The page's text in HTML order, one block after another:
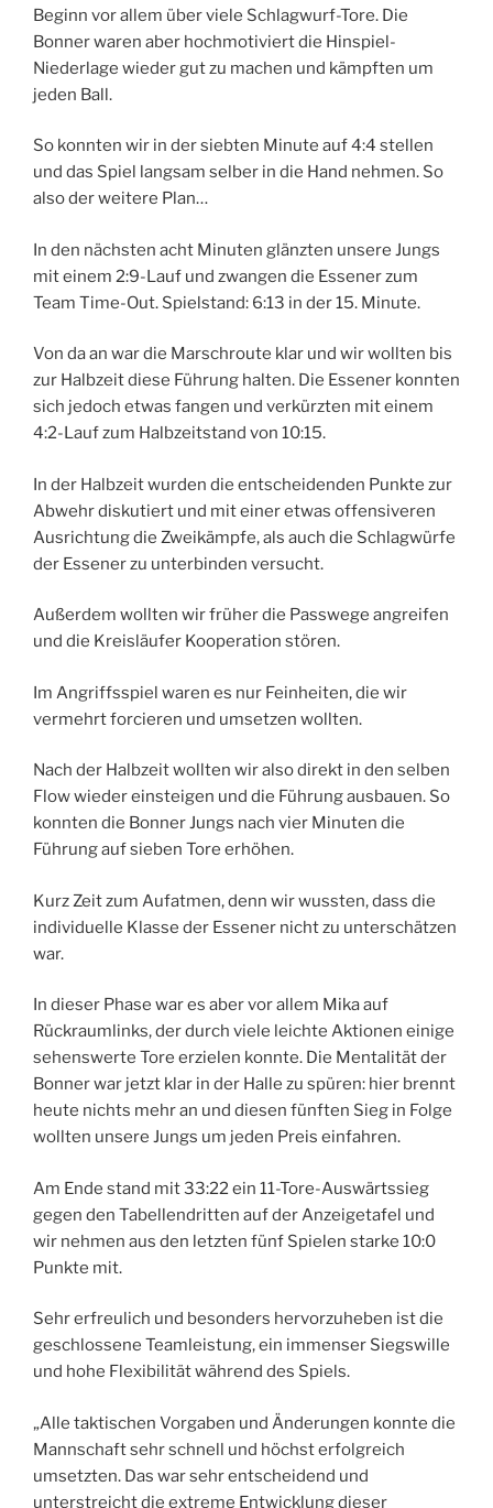
Beginn vor allem über viele Schlagwurf-Tore. Die
Bonner waren aber hochmotiviert die Hinspiel-
Niederlage wieder gut zu machen und kämpften um
jeden Ball.
So konnten wir in der siebten Minute auf 4:4 stellen
und das Spiel langsam selber in die Hand nehmen. So
also der weitere Plan…
In den nächsten acht Minuten glänzten unsere Jungs
mit einem 2:9-Lauf und zwangen die Essener zum
Team Time-Out. Spielstand: 6:13 in der 15. Minute.
Von da an war die Marschroute klar und wir wollten bis
zur Halbzeit diese Führung halten. Die Essener konnten
sich jedoch etwas fangen und verkürzten mit einem
4:2-Lauf zum Halbzeitstand von 10:15.
In der Halbzeit wurden die entscheidenden Punkte zur
Abwehr diskutiert und mit einer etwas offensiveren
Ausrichtung die Zweikämpfe, als auch die Schlagwürfe
der Essener zu unterbinden versucht.
Außerdem wollten wir früher die Passwege angreifen
und die Kreisläufer Kooperation stören.
Im Angriffsspiel waren es nur Feinheiten, die wir
vermehrt forcieren und umsetzen wollten.
Nach der Halbzeit wollten wir also direkt in den selben
Flow wieder einsteigen und die Führung ausbauen. So
konnten die Bonner Jungs nach vier Minuten die
Führung auf sieben Tore erhöhen.
Kurz Zeit zum Aufatmen, denn wir wussten, dass die
individuelle Klasse der Essener nicht zu unterschätzen
war.
In dieser Phase war es aber vor allem Mika auf
Rückraumlinks, der durch viele leichte Aktionen einige
sehenswerte Tore erzielen konnte. Die Mentalität der
Bonner war jetzt klar in der Halle zu spüren: hier brennt
heute nichts mehr an und diesen fünften Sieg in Folge
wollten unsere Jungs um jeden Preis einfahren.
Am Ende stand mit 33:22 ein 11-Tore-Auswärtssieg
gegen den Tabellendritten auf der Anzeigetafel und
wir nehmen aus den letzten fünf Spielen starke 10:0
Punkte mit.
Sehr erfreulich und besonders hervorzuheben ist die
geschlossene Teamleistung, ein immenser Siegswille
und hohe Flexibilität während des Spiels.
„Alle taktischen Vorgaben und Änderungen konnte die
Mannschaft sehr schnell und höchst erfolgreich
umsetzten. Das war sehr entscheidend und
unterstreicht die extreme Entwicklung dieser